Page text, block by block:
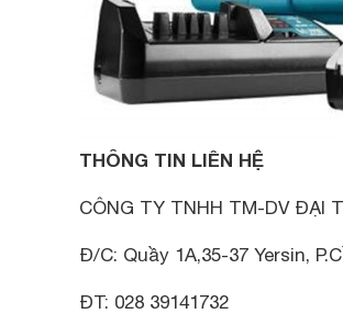
THÔNG TIN LIÊN HỆ
CÔNG TY TNHH TM-DV ĐẠI
Đ/C: Quầy 1A,35-37 Yersin,
ĐT: 028 39141732